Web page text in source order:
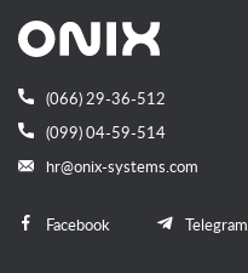
Facebook Telegram
(066) 29-36-512
(099) 04-59-514
hr@onix-systems.com